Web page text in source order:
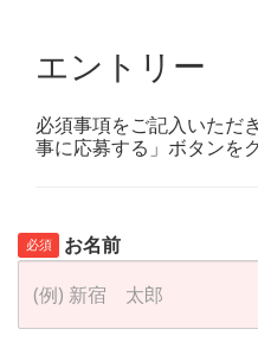
エントリー
必須事項をご記入いただ
事に応募する」ボタンを
必須 お名前